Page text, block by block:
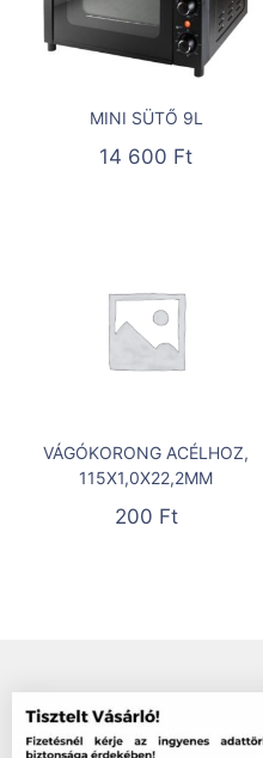
MINI SÜTŐ 9L
14 600 Ft
VÁGÓKORONG ACÉLHOZ,
115X1,0X22,2MM
200 Ft